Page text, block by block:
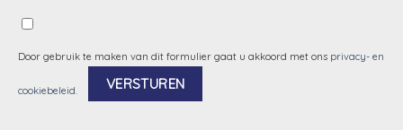
Door gebruik te maken van dit formulier gaat u akkoord met ons privacy- en
cookiebeleid.